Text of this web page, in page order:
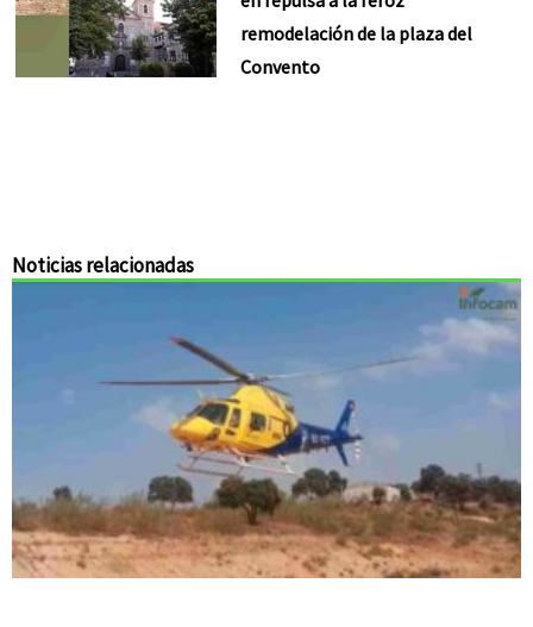
remodelación de la plaza del
Convento
Noticias relacionadas